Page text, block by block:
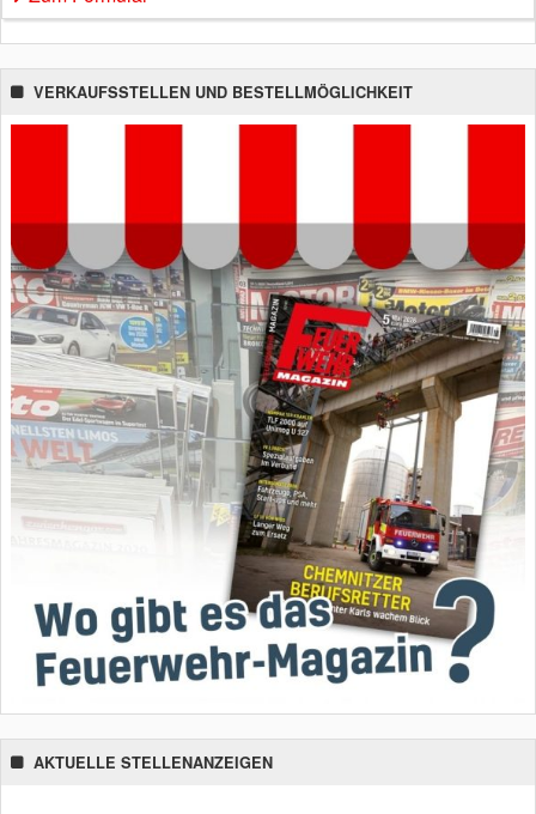
VERKAUFSSTELLEN UND BESTELLMÖGLICHKEIT
AKTUELLE STELLENANZEIGEN